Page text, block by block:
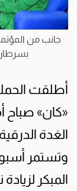
جانب من
أطلقت
«كان» صباح
الغدة
وتستمر
المبكر